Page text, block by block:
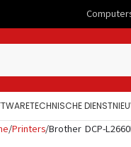
TECHNISCHE DIENST
Printers Brother DCP-